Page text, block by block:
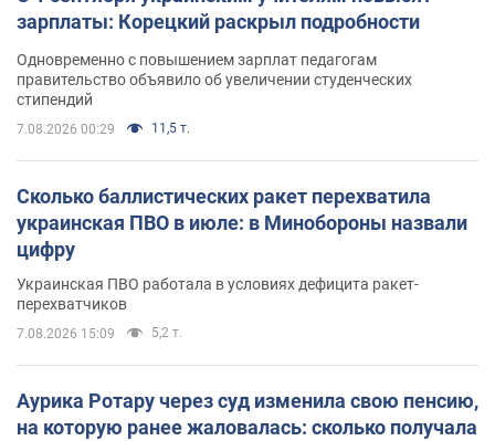
зарплаты: Корецкий раскрыл подробности
Одновременно с повышением зарплат педагогам
правительство объявило об увеличении студенческих
стипендий
7.08.2026 00:29 11,5 т.
Сколько баллистических ракет перехватила
украинская ПВО в июле: в Минобороны назвали
цифру
Украинская ПВО работала в условиях дефицита ракет-
перехватчиков
7.08.2026 15:09 5,2 т.
Аурика Ротару через суд изменила свою пенсию,
на которую ранее жаловалась: сколько получала